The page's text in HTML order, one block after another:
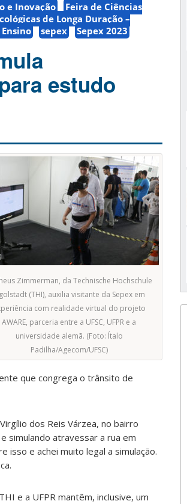
e Inovação
Feira de Ciências
de Longa Duração –
sepex Sepex 2023
estudo
Zimmerman, da Technische Hochschule
(THI), auxilia visitante da Sepex em
com realidade virtual do projeto
AWARE, parceria entre a UFSC, UFPR e a
universidade alemã. (Foto: Ítalo
Padilha/Agecom/UFSC)
que congrega o trânsito de
dos Reis Várzea, no bairro
simulando atravessar a rua em
isso e achei muito legal a simulação.
e a UFPR mantêm, inclusive, um